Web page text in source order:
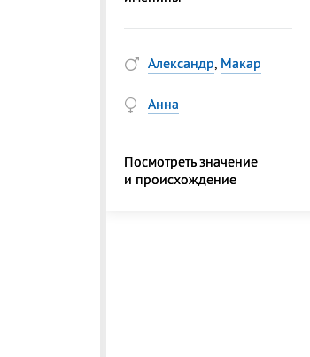
Александр, Макар
Анна
Посмотреть значение
и происхождение